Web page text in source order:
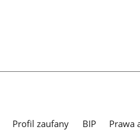
Profil zaufany BIP Prawa